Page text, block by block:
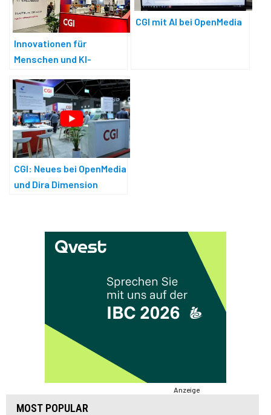
Innovationen für
Menschen und KI-
CGI
CGI mit AI bei OpenMedia
CGI: Neues bei OpenMedia
und Dira Dimension
Anzeige
MOST POPULAR